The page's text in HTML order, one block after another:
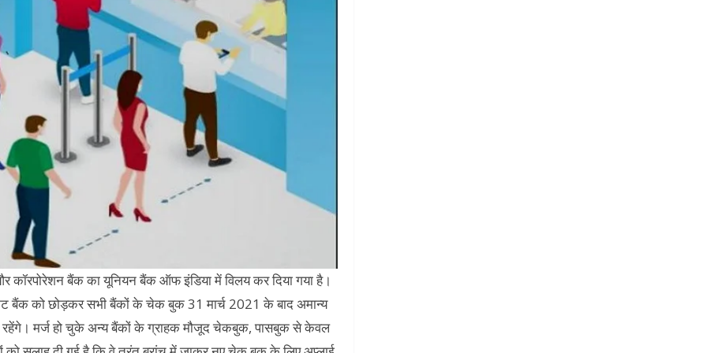
बैंक का यूनियन बैंक ऑफ इंडिया में विलय कर दिया गया है।
बैंक को छोड़कर सभी बैंकों के चेक बुक 31 मार्च 2021 के बाद अमान्य
मर्ज हो चुके अन्य बैंकों के ग्राहक मौजूद चेकबुक, पासबुक से केवल